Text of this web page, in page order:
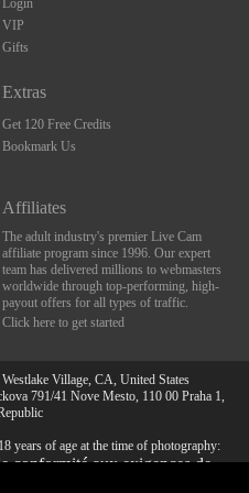
Login
VIP
Gifts
Extras
Get 120 Free Credits
Bookmark Us
Affiliates
The adult industry's premier Live Cam
affiliate program since 1996. Our expert
team has delivered millions to webmasters
worldwide through top-performing, high-
payout offers for all types of traffic.
Click here to get started
Village, CA, United States
791/41 Nove Mesto, 110 00 Praha 1,
years of age at the time of photography:
conformité aux exigences de